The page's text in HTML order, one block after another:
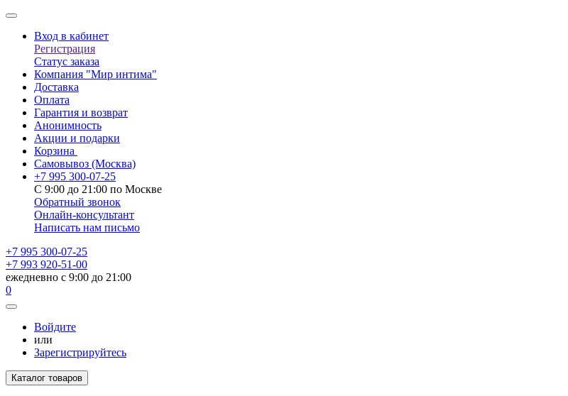
Вход в кабинет
Регистрация
Статус заказа
Компания "Мир интима"
Доставка
Оплата
Гарантия и возврат
Анонимность
Акции и подарки
Корзина
Самовывоз (Москва)
+7 995 300-07-25
С 9:00 до 21:00 по Москве
Обратный звонок
Онлайн-консультант
Написать нам письмо
+7 995 300-07-25
+7 993 920-51-00
ежедневно с 9:00 до 21:00
0
Войдите
или
Зарегистрируйтесь
Каталог товаров